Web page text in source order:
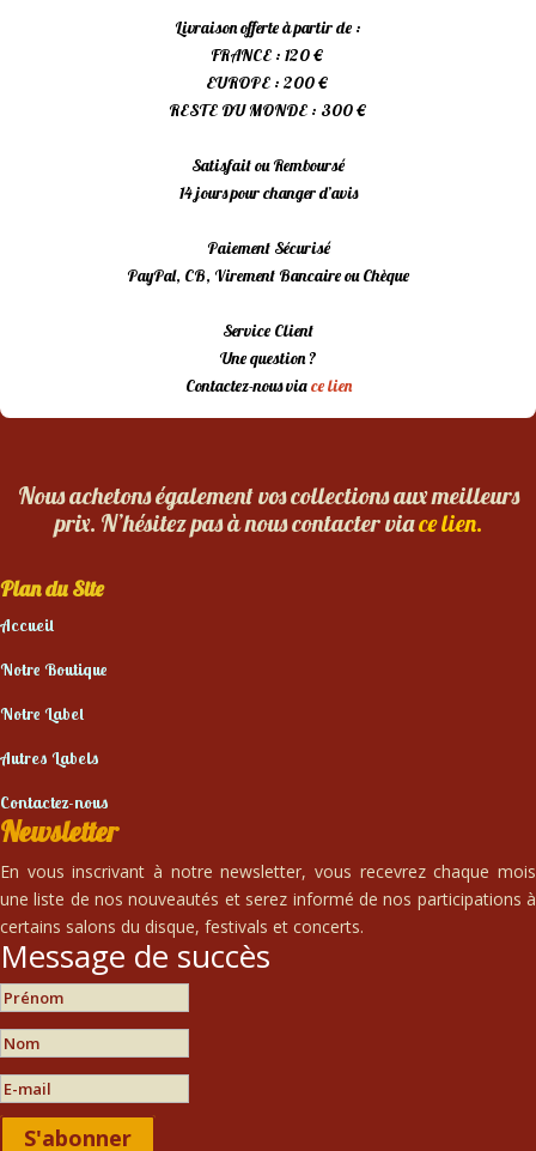
Livraison offerte à partir de :
FRANCE : 120 €
EUROPE : 200 €
RESTE DU MONDE : 300 €
Satisfait ou Remboursé
14 jours pour changer d’avis
Paiement Sécurisé
PayPal, CB, Virement Bancaire ou Chèque
Service Client
Une question ?
Contactez-nous viace lien
Nous achetons également vos collections aux meilleurs
prix. N’hésitez pas à nous contacter viace lien.
Plan du Site
Accueil
Notre Boutique
Notre Label
Autres Labels
Contactez-nous
Newsletter
En vous inscrivant à notre newsletter, vous recevrez chaque mois
une liste de nos nouveautés et serez informé de nos participations à
certains salons du disque, festivals et concerts.
Message de succès
S'abonner